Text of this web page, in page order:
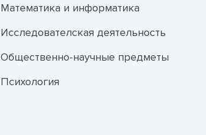
Математика и информатика
Исследователская деятельность
Общественно-научные предметы
Психология